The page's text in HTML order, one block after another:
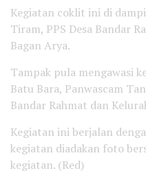
Kegiatan coklit ini di
Tiram, PPS Desa Bandar
Bagan Arya.
Tampak pula mengawasi
Batu Bara, Panwascam
Bandar Rahmat dan
Kegiatan ini berjalan
kegiatan diadakan foto
kegiatan. (Red)